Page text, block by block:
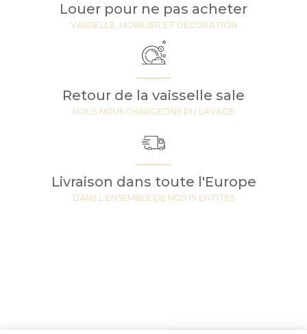
Louer pour ne pas acheter
VAISSELLE, MOBILIER ET DECORATION
Retour de la vaisselle sale
NOUS NOUS CHARGEONS DU LAVAGE
Livraison dans toute l'Europe
DANS L'ENSEMBLE DE NOS 19 ENTITES